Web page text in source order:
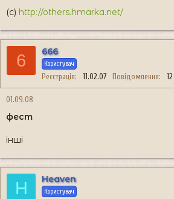
(c) http://others.hmarka.net/
6 666
Користувач
Реєстрація 11.02.07 Повідомлення 12
01.09.08
фест
інші
H Heaven
Користувач